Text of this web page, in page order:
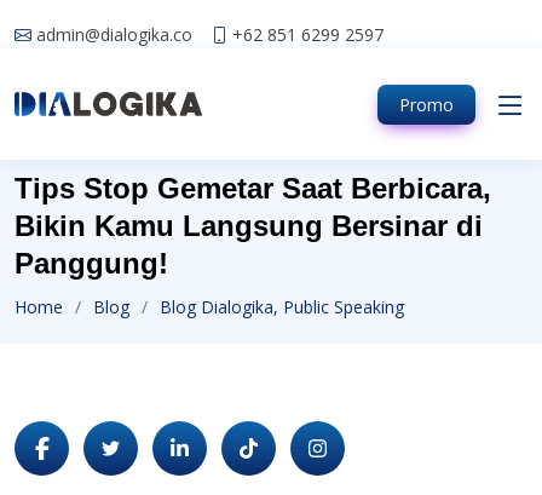
admin@dialogika.co +62 851 6299 2597
Promo
Tips Stop Gemetar Saat Berbicara,
Bikin Kamu Langsung Bersinar di
Panggung!
Home Blog Blog Dialogika, Public Speaking